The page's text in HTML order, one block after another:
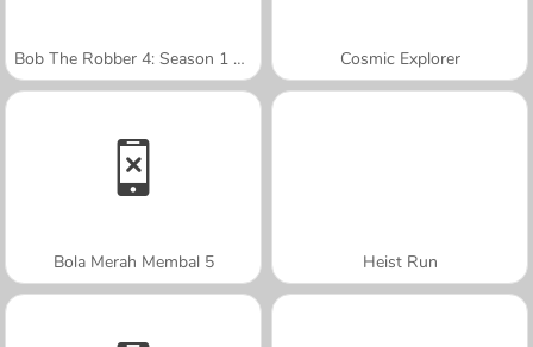
Bob The Robber 4: Season 1 France Cosmic Explorer
Bola Merah Membal 5 Heist Run